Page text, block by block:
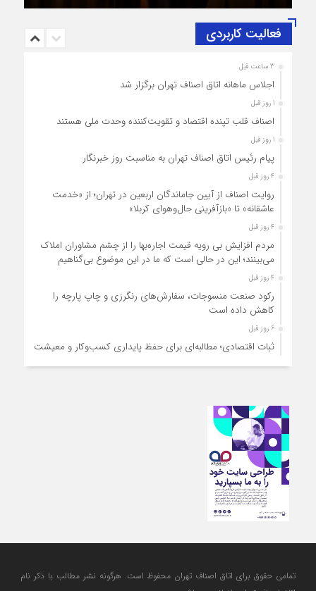
فعالیت کاربردی
3 ساعت قبل
اجلاس ماهانه اتاق اصناف تهران برگزار شد
1 روز قبل
اصناف قلب تپنده اقتصاد و تقویت‌کننده وحدت ملی هستند
1 روز قبل
پیام رئیس اتاق اصناف تهران به مناسبت روز خبرنگار
4 روز قبل
روایت اصناف از آیین جاماندگان اربعین در تهران؛ از «خدمت
عاشقانه» تا «بازآفرینی حال‌وهوای کربلا»
4 روز قبل
مردم افزایش بی رویه قیمت اجاره‌بها را از چشم مشاوران املاک
می‌بینند؛ این در حالی است که ما در این موضوع بی‌گناهیم
4 روز قبل
رکود صنعت منسوجات، سفارش‌های رنگرزی و چاپ پارچه را
کاهش داده است
6 روز قبل
ثبات اقتصادی؛ مطالبه‌ای برای حفظ پایداری کسب‌وکار و معیشت
ضرورت امروز صنف
آمادگی دولت برای واگذاری اختیارات بازار به اصناف/ تأکید بر نقش
کالابرگ در حمایت از معیشت
مشکلات صنف تأمین مواد اولیه باکیفیت و نوسازی تجهیزات و
آموزش‌های تخصصی و فنی است
تمامی حقوق برای اتاق اصناف تهران محفوظ است. هرگونه نشر مطالب با ذكر نام